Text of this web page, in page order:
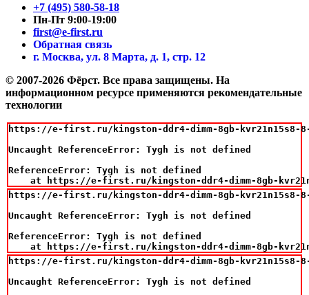
+7 (495) 580-58-18
Пн-Пт 9:00-19:00
first@e-first.ru
Обратная связь
г. Москва, ул. 8 Марта, д. 1, стр. 12
© 2007-2026 Фёрст. Все права защищены. На
информационном ресурсе применяются рекомендательные
технологии
https://e-first.ru/kingston-ddr4-dimm-8gb-kvr21n15s8-8-
Uncaught ReferenceError: Tygh is not defined
ReferenceError: Tygh is not defined
at https://e-first.ru/kingston-ddr4-dimm-8gb-
https://e-first.ru/kingston-ddr4-dimm-8gb-kvr21n15s8-8-
Uncaught ReferenceError: Tygh is not defined
ReferenceError: Tygh is not defined
at https://e-first.ru/kingston-ddr4-dimm-8gb-
https://e-first.ru/kingston-ddr4-dimm-8gb-kvr21n15s8-8-
Uncaught ReferenceError: Tygh is not defined